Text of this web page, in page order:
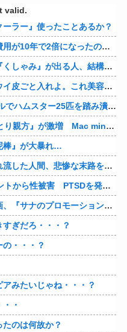
valid.
ラー』使ったことあるか？
【悲報】日本政府「障害者の福祉費用が10年で2倍になったので抑制します」
【驚愕】エッチなことを考えると『くしゃみ』が出る人、結構いると判明
【警告】社会人「スムージーにキウイ皮ごと入れよ。これ美容にいいんだよね〜」→ 結果…
【胸糞】36歳教員、19歳女とホテルでハムスター25匹を踏み潰すなどして逮捕
【驚愕】年商10億円を超える『ひとり親方』が激増 Mac miniを大量購入しAIを従業員に
棒』が大暴れ…
【警告】地震を利用してデマを垂れ流した人間、悲惨な末路を迎える…
【緊急】NHK職員が番組出演タレントから性被害 PTSDを発症し休職へ
【速報】高市首相の被災地視察動画、『サナのプロモーションビデオ』すぎて炎上
すぎだろ・・・？
の・・・？
アみたいじゃね・・・？
・
のは何故か？